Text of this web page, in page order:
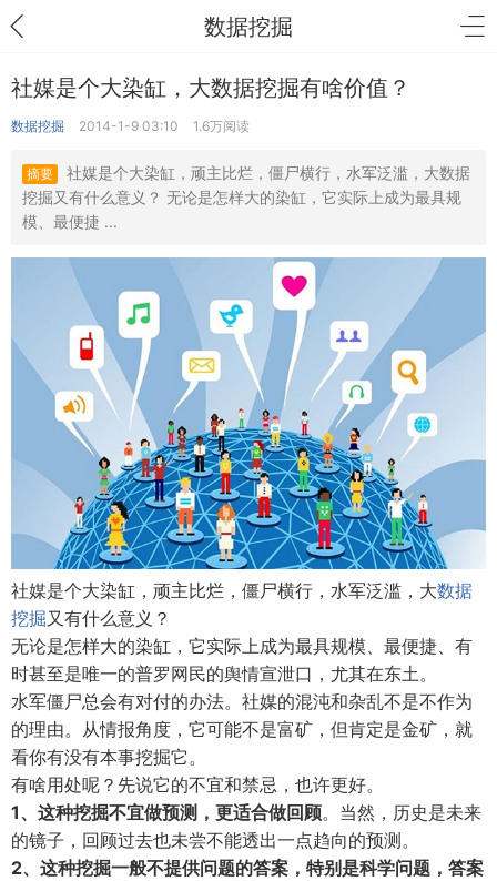
数据挖掘
社媒是个大染缸，大数据挖掘有啥价值？
数据挖掘 2014-1-9 03:10 1.6万阅读
摘要
社媒是个大染缸，顽主比烂，僵尸横行，水军泛滥，大数据
挖掘又有什么意义？ 无论是怎样大的染缸，它实际上成为最具规
模、最便捷 ...
社媒是个大染缸，顽主比烂，僵尸横行，水军泛滥，大数据
挖掘又有什么意义？
无论是怎样大的染缸，它实际上成为最具规模、最便捷、有
时甚至是唯一的普罗网民的舆情宣泄口，尤其在东土。
水军僵尸总会有对付的办法。社媒的混沌和杂乱不是不作为
的理由。从情报角度，它可能不是富矿，但肯定是金矿，就
看你有没有本事挖掘它。
有啥用处呢？先说它的不宜和禁忌，也许更好。
1、这种挖掘不宜做预测，更适合做回顾。当然，历史是未来
的镜子，回顾过去也未尝不能透出一点趋向的预测。
2、这种挖掘一般不提供问题的答案，特别是科学问题，答案